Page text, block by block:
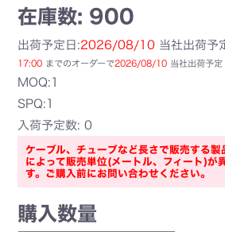
在庫数: 900
出荷予定日:2026/08/10 当社出荷予
17:00 までのオーダーで2026/08/10 当社出荷予定
MOQ:1
SPQ:1
入荷予定数: 0
ケーブル、チューブなど長さで販売する製
によって販売単位(メートル、フィート)が
す。ご購入前にお問い合わせください。
購入数量